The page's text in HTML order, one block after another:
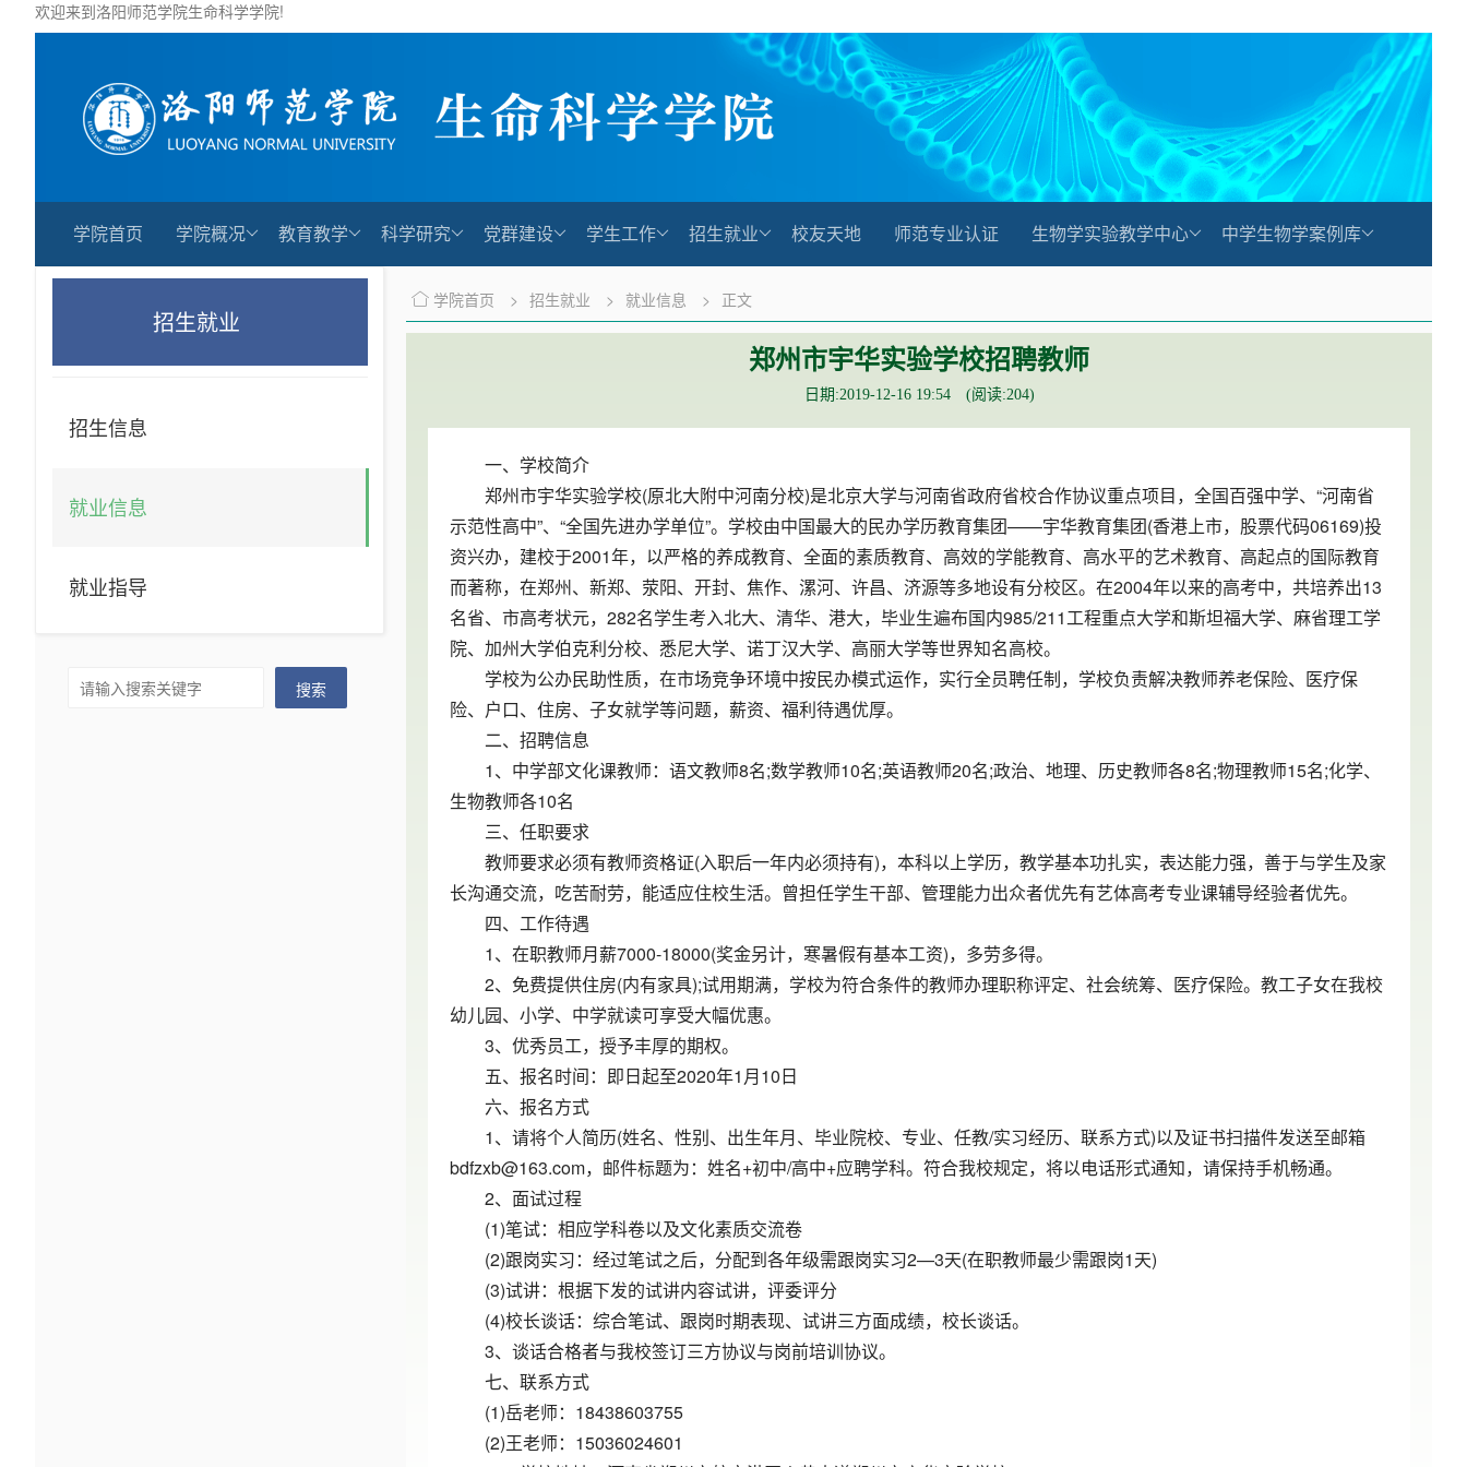
欢迎来到洛阳师范学院生命科学学院!
学院首页 学院概况 教育教学 科学研究 党群建设 学生工作 招生就业 校友天地 师范专业认证 生物学实验教学中心 中学生物学案例库
招生就业
招生信息
就业信息
就业指导
搜索
学院首页 > 招生就业 > 就业信息 > 正文
​郑州市宇华实验学校招聘教师
日期:2019-12-16 19:54 (阅读:204)
一、学校简介
郑州市宇华实验学校(原北大附中河南分校)是北京大学与河南省政府省校合作协议重点项目，全国百强中学、“河南省
示范性高中”、“全国先进办学单位”。学校由中国最大的民办学历教育集团——宇华教育集团(香港上市，股票代码06169)投
资兴办，建校于2001年，以严格的养成教育、全面的素质教育、高效的学能教育、高水平的艺术教育、高起点的国际教育
而著称，在郑州、新郑、荥阳、开封、焦作、漯河、许昌、济源等多地设有分校区。在2004年以来的高考中，共培养出13
名省、市高考状元，282名学生考入北大、清华、港大，毕业生遍布国内985/211工程重点大学和斯坦福大学、麻省理工学
院、加州大学伯克利分校、悉尼大学、诺丁汉大学、高丽大学等世界知名高校。
学校为公办民助性质，在市场竞争环境中按民办模式运作，实行全员聘任制，学校负责解决教师养老保险、医疗保
险、户口、住房、子女就学等问题，薪资、福利待遇优厚。
二、招聘信息
1、中学部文化课教师：语文教师8名;数学教师10名;英语教师20名;政治、地理、历史教师各8名;物理教师15名;化学、
生物教师各10名
三、任职要求
教师要求必须有教师资格证(入职后一年内必须持有)，本科以上学历，教学基本功扎实，表达能力强，善于与学生及家
长沟通交流，吃苦耐劳，能适应住校生活。曾担任学生干部、管理能力出众者优先有艺体高考专业课辅导经验者优先。
四、工作待遇
1、在职教师月薪7000-18000(奖金另计，寒暑假有基本工资)，多劳多得。
2、免费提供住房(内有家具);试用期满，学校为符合条件的教师办理职称评定、社会统筹、医疗保险。教工子女在我校
幼儿园、小学、中学就读可享受大幅优惠。
3、优秀员工，授予丰厚的期权。
五、报名时间：即日起至2020年1月10日
六、报名方式
1、请将个人简历(姓名、性别、出生年月、毕业院校、专业、任教/实习经历、联系方式)以及证书扫描件发送至邮箱
bdfzxb@163.com，邮件标题为：姓名+初中/高中+应聘学科。符合我校规定，将以电话形式通知，请保持手机畅通。
2、面试过程
(1)笔试：相应学科卷以及文化素质交流卷
(2)跟岗实习：经过笔试之后，分配到各年级需跟岗实习2—3天(在职教师最少需跟岗1天)
(3)试讲：根据下发的试讲内容试讲，评委评分
(4)校长谈话：综合笔试、跟岗时期表现、试讲三方面成绩，校长谈话。
3、谈话合格者与我校签订三方协议与岗前培训协议。
七、联系方式
(1)岳老师：18438603755
(2)王老师：15036024601